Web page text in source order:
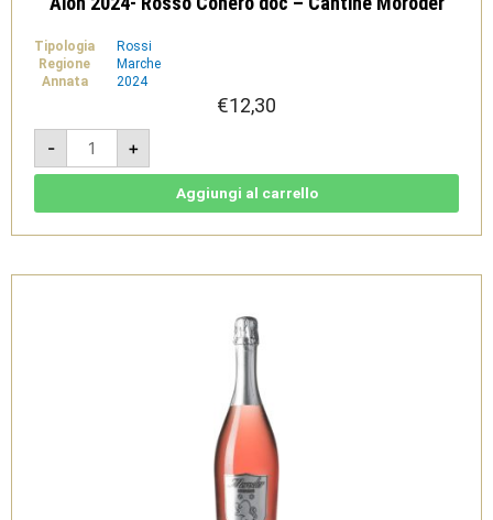
Tipologia
Rossi
Regione
Marche
Annata
2024
€12,30
-
Aiòn
2024-
Rosso
Conero
Moroder
+
Aggiungi al carrello